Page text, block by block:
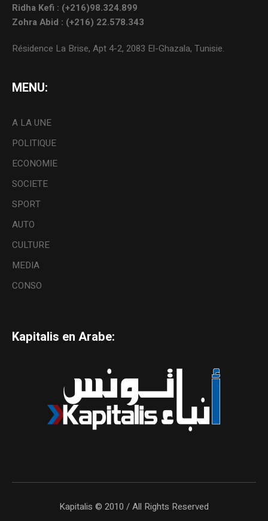
Ridha Kefi : (+216)98.324.899
Zohra Abid : (+216) 22.578.343
Résidence La Brise, Apt 4-2, 2083 El-Ghazala, Tunisie.
MENU:
A LA UNE
POLITIQUE
ECONOMIE
SOCIETE
SPORT
AUTO
CULTURE
MEDIA
CONSO
Kapitalis en Arabe:
Kapitalis © 2010 / All Rights Reserved